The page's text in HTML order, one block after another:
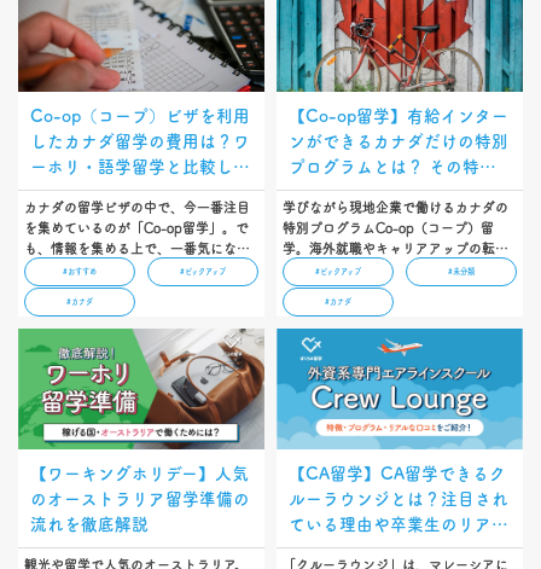
Co-op（コープ）ビザを利用
したカナダ留学の費用は？ワ
ーホリ・語学留学と比較して
解説！
カナダの留学ビザの中で、今一番注目
を集めているのが「Co-op留学」。で
も、情報を集める上で、一番気になる
のが「費用はいくらかかるか？」です
よね。今回の記事では、Co-op留学に
かかる具体的な出費内容や現地での収
入額、そして節約方法や奨学金情報も
ご紹介しています！…
#おすすめ #ピックアップ
#カナダ
【Co-op留学】有給インター
ンができるカナダだけの特別
プログラムとは？ その特徴
やワーキングホリデーとの違
いを解説
学びながら現地企業で働けるカナダの
特別プログラムCo-op（コープ）留
学。海外就職やキャリアアップの転職
を考えている人を中心に、人気が高ま
っている留学プログラムの一つです。
この記事では、Co-op留学の特徴、学
べる専門分野、ワーキングホリデーと
の違い、Co-op留学の魅力や費用につ
いて解説します。…
#ピックアップ #未分類
#カナダ
【ワーキングホリデー】人気
のオーストラリア留学準備の
流れを徹底解説
観光や留学で人気のオーストラリア。
【CA留学】CA留学できるク
ルーラウンジとは？注目され
ている理由や卒業生のリアル
な口コミ
「クルーラウンジ」は、マレーシアに